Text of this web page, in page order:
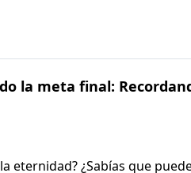
bíblico. Ácompáñanos en
la meta final:
eternidad? ¿Sabías que